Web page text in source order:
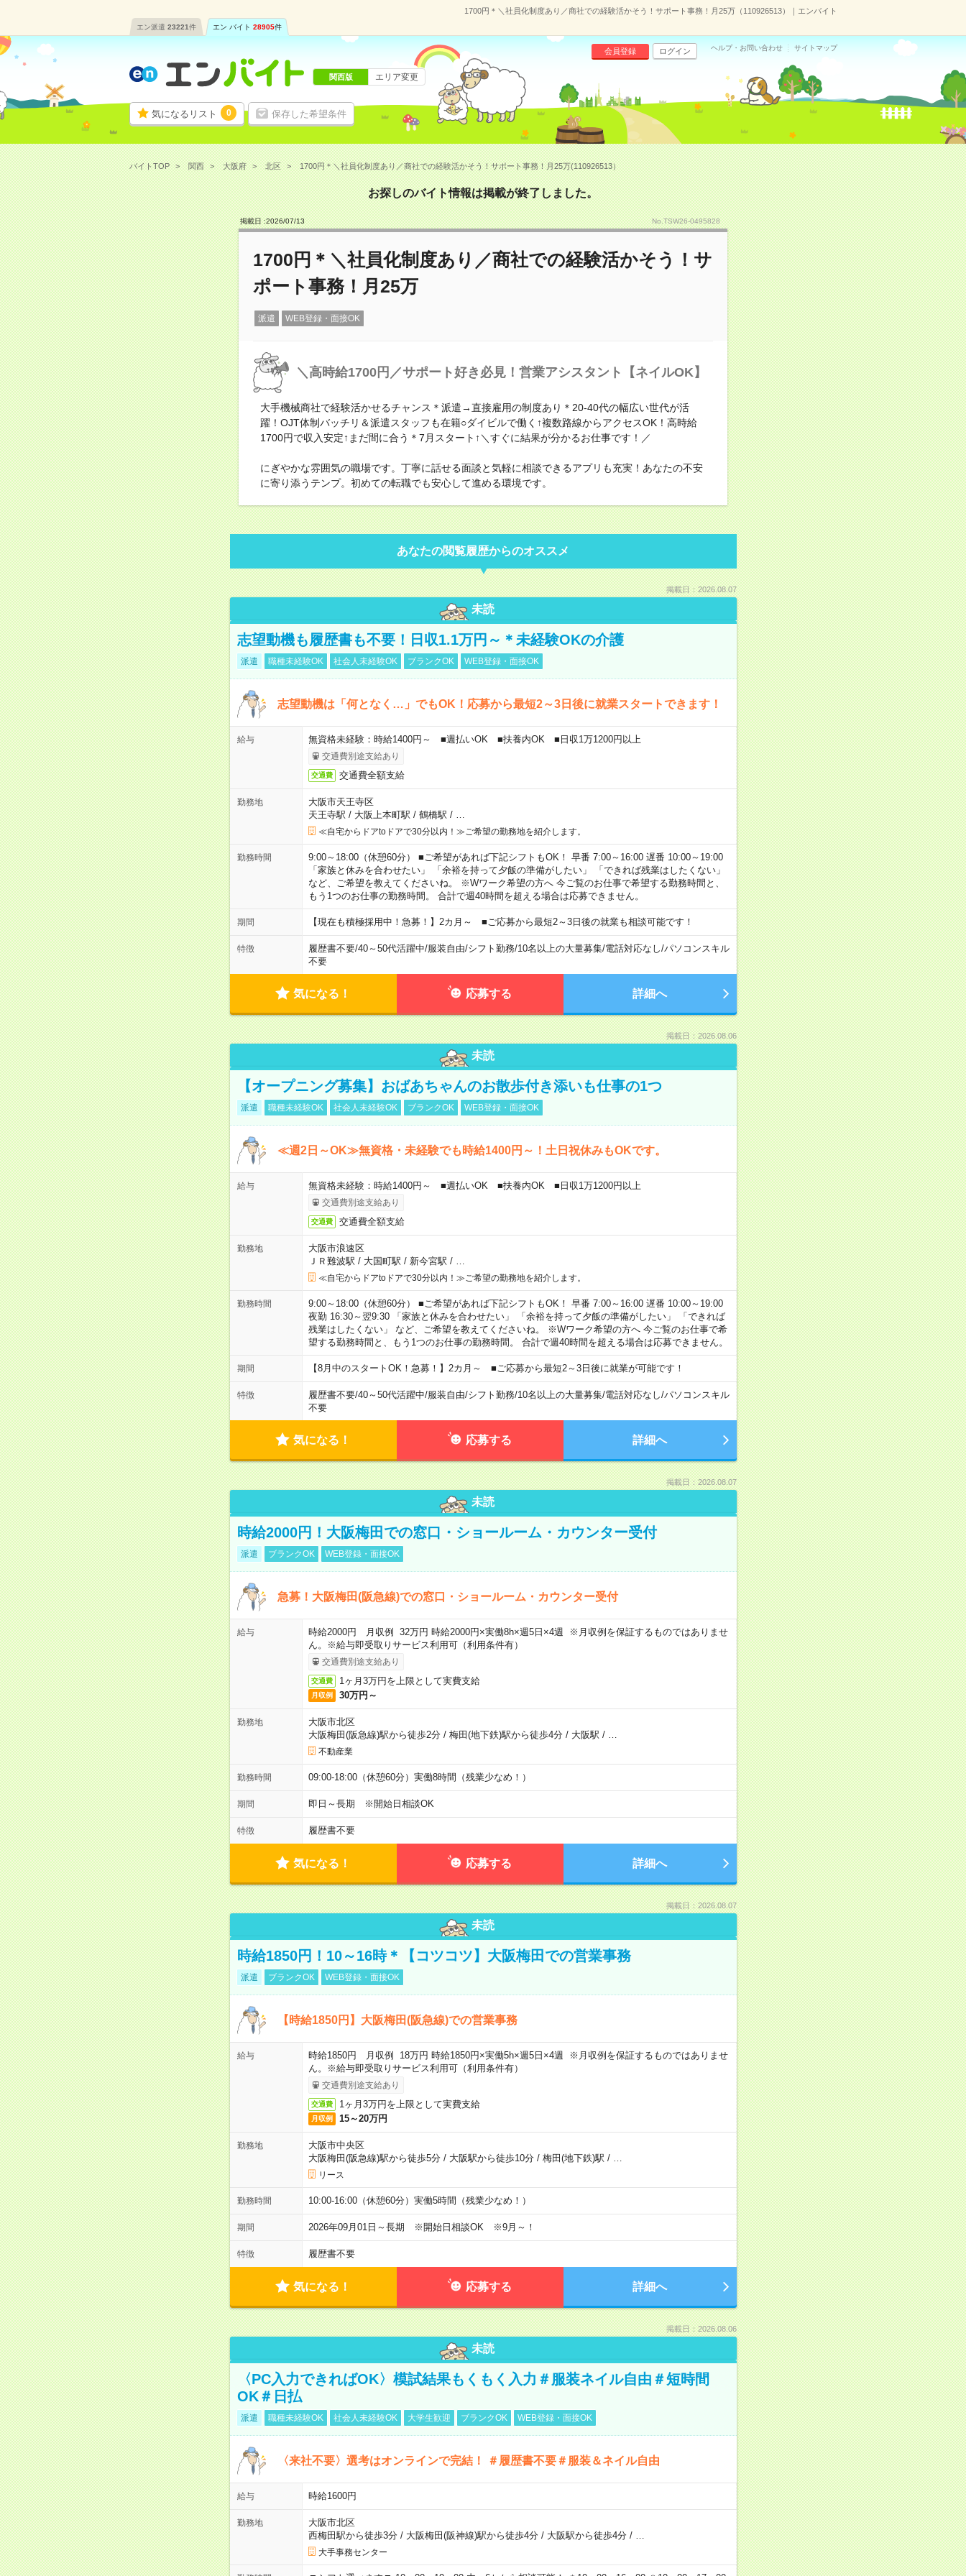
1700円＊＼社員化制度あり／商社での経験活かそう！サポート事務！月25万（110926513）｜エンバイト
エン派遣 23221件 エン バイト 28905件
気になるリスト 0 保存した希望条件
会員登録 ログイン ヘルプ・お問い合わせ サイトマップ
関西版 エリア変更
バイトTOP 関西 大阪府 北区 1700円＊＼社員化制度あり／商社での経験活かそう！サポート事務！月25万(110926513）
お探しのバイト情報は掲載が終了しました。
掲載日 :2026/07/13 No.TSW26-0495828
1700円＊＼社員化制度あり／商社での経験活かそう！サ
ポート事務！月25万
派遣 WEB登録・面接OK
＼高時給1700円／サポート好き必見！営業アシスタント【ネイルOK】
大手機械商社で経験活かせるチャンス＊派遣→直接雇用の制度あり＊20‐40代の幅広い世代が活
躍！OJT体制バッチリ＆派遣スタッフも在籍○ダイビルで働く↑複数路線からアクセスOK！高時給
1700円で収入安定↑まだ間に合う＊7月スタート↑＼すぐに結果が分かるお仕事です！／
にぎやかな雰囲気の職場です。丁寧に話せる面談と気軽に相談できるアプリも充実！あなたの不安
に寄り添うテンプ。初めての転職でも安心して進める環境です。
あなたの閲覧履歴からのオススメ
掲載日：2026.08.07
未読
志望動機も履歴書も不要！日収1.1万円～＊未経験OKの介護
派遣 職種未経験OK 社会人未経験OK ブランクOK WEB登録・面接OK
志望動機は「何となく…」でもOK！応募から最短2～3日後に就業スタートできます！
給与 無資格未経験：時給1400円～ ■週払いOK ■扶養内OK ■日収1万1200円以上
交通費別途支給あり
交通費 交通費全額支給
勤務地
大阪市天王寺区
天王寺駅 / 大阪上本町駅 / 鶴橋駅 /
≪自宅からドアtoドアで30分以内！≫ご希望の勤務地を紹介します。
勤務時間
9:00～18:00（休憩60分） ■ご希望があれば下記シフトもOK！ 早番 7:00～16:00 遅番 10:00～19:00
「家族と休みを合わせたい」 「余裕を持って夕飯の準備がしたい」 「できれば残業はしたくない」
など、ご希望を教えてくださいね。 ※Wワーク希望の方へ 今ご覧のお仕事で希望する勤務時間と、
もう1つのお仕事の勤務時間。 合計で週40時間を超える場合は応募できません。
期間 【現在も積極採用中！急募！】2カ月～ ■ご応募から最短2～3日後の就業も相談可能です！
特徴 履歴書不要/40～50代活躍中/服装自由/シフト勤務/10名以上の大量募集/電話対応なし/パソコンスキル
不要
気になる！ 応募する 詳細へ
掲載日：2026.08.06
未読
【オープニング募集】おばあちゃんのお散歩付き添いも仕事の1つ
派遣 職種未経験OK 社会人未経験OK ブランクOK WEB登録・面接OK
≪週2日～OK≫無資格・未経験でも時給1400円～！土日祝休みもOKです。
給与 無資格未経験：時給1400円～ ■週払いOK ■扶養内OK ■日収1万1200円以上
交通費別途支給あり
交通費 交通費全額支給
勤務地
大阪市浪速区
ＪＲ難波駅 / 大国町駅 / 新今宮駅 /
≪自宅からドアtoドアで30分以内！≫ご希望の勤務地を紹介します。
勤務時間
9:00～18:00（休憩60分） ■ご希望があれば下記シフトもOK！ 早番 7:00～16:00 遅番 10:00～19:00
夜勤 16:30～翌9:30 「家族と休みを合わせたい」 「余裕を持って夕飯の準備がしたい」 「できれば
残業はしたくない」 など、ご希望を教えてくださいね。 ※Wワーク希望の方へ 今ご覧のお仕事で希
望する勤務時間と、もう1つのお仕事の勤務時間。 合計で週40時間を超える場合は応募できません。
期間 【8月中のスタートOK！急募！】2カ月～ ■ご応募から最短2～3日後に就業が可能です！
特徴 履歴書不要/40～50代活躍中/服装自由/シフト勤務/10名以上の大量募集/電話対応なし/パソコンスキル
不要
気になる！ 応募する 詳細へ
掲載日：2026.08.07
未読
時給2000円！大阪梅田での窓口・ショールーム・カウンター受付
派遣 ブランクOK WEB登録・面接OK
急募！大阪梅田(阪急線)での窓口・ショールーム・カウンター受付
給与
時給2000円 月収例 32万円 時給2000円×実働8h×週5日×4週 ※月収例を保証するものではありませ
ん。※給与即受取りサービス利用可（利用条件有）
交通費別途支給あり
交通費 1ヶ月3万円を上限として実費支給
月収例 30万円～
勤務地
大阪市北区
大阪梅田(阪急線)駅から徒歩2分/ 梅田(地下鉄)駅から徒歩4分/ 大阪駅 /
不動産業
勤務時間 09:00-18:00（休憩60分）実働8時間（残業少なめ！）
期間 即日～長期 ※開始日相談OK
特徴 履歴書不要
気になる！ 応募する 詳細へ
掲載日：2026.08.07
未読
時給1850円！10～16時＊【コツコツ】大阪梅田での営業事務
派遣 ブランクOK WEB登録・面接OK
【時給1850円】大阪梅田(阪急線)での営業事務
給与
時給1850円 月収例 18万円 時給1850円×実働5h×週5日×4週 ※月収例を保証するものではありませ
ん。※給与即受取りサービス利用可（利用条件有）
交通費別途支給あり
交通費 1ヶ月3万円を上限として実費支給
月収例 15～20万円
勤務地
大阪市中央区
大阪梅田(阪急線)駅から徒歩5分/ 大阪駅から徒歩10分/ 梅田(地下鉄)駅 /
リース
勤務時間 10:00-16:00（休憩60分）実働5時間（残業少なめ！）
期間 2026年09月01日～長期 ※開始日相談OK ※9月～！
特徴 履歴書不要
気になる！ 応募する 詳細へ
掲載日：2026.08.06
未読
〈PC入力できればOK〉模試結果もくもく入力＃服装ネイル自由＃短時間
OK＃日払
派遣 職種未経験OK 社会人未経験OK 大学生歓迎 ブランクOK WEB登録・面接OK
〈来社不要〉選考はオンラインで完結！ ＃履歴書不要＃服装＆ネイル自由
給与 時給1600円
勤務地
大阪市北区
西梅田駅から徒歩3分/ 大阪梅田(阪神線)駅から徒歩4分/ 大阪駅から徒歩4分/
大手事務センター